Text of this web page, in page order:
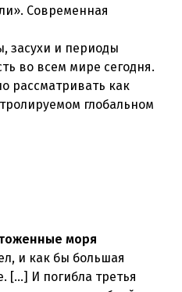
Современная
засухи и периоды
во всем мире сегодня.
рассматривать как
глобальном
моря
и как бы большая
[...] И погибла третья